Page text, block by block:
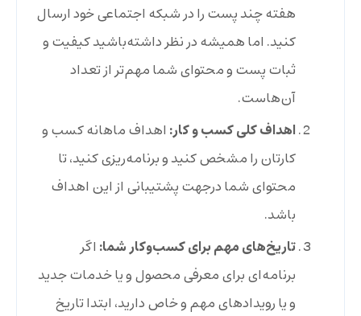
هفته چند پست را در شبکه اجتماعی خود ارسال
کنید. اما همیشه در نظر داشته‌باشید کیفیت و
ثبات پست‌ و محتوای شما مهم‌تر از تعداد
آن‌هاست.
اهداف کلی کسب‌ و کار: اهداف ماهانه کسب و
کار‌تان را مشخص کنید و برنامه‌ریزی کنید، تا
محتوای شما درجهت پشتیبانی از این اهداف
باشد.
تاریخ‌های مهم برای کسب‌و‌کار شما: اگر
برنامه‌ای برای معرفی محصول و یا خدمات جدید
و یا رویداد‌های مهم و خاص دارید، ابتدا تاریخ